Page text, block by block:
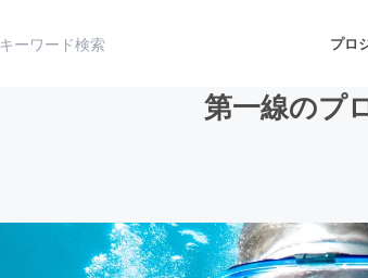
プロ
アート・写真 音楽
第一線のプ